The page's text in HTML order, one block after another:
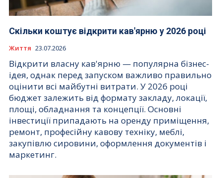
Скільки коштує відкрити кав'ярню у 2026 році
Життя 23.07.2026
Відкрити власну кав'ярню — популярна бізнес-
ідея, однак перед запуском важливо правильно
оцінити всі майбутні витрати. У 2026 році
бюджет залежить від формату закладу, локації,
площі, обладнання та концепції. Основні
інвестиції припадають на оренду приміщення,
ремонт, професійну кавову техніку, меблі,
закупівлю сировини, оформлення документів і
маркетинг.